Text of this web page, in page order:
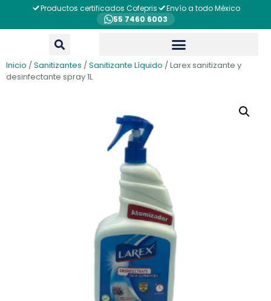
Productos certificados Cofepris
Envío a todo México
55 7460 6003
Inicio /Sanitizantes /Sanitizante Líquido / Larex sanitizante y
desinfectante spray 1L